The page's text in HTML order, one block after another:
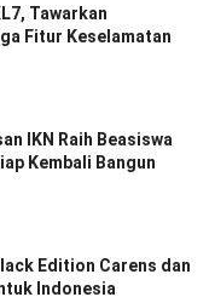
Tawarkan
Fitur Keselamatan
IKN Raih Beasiswa
Kembali Bangun
Edition Carens dan
Indonesia